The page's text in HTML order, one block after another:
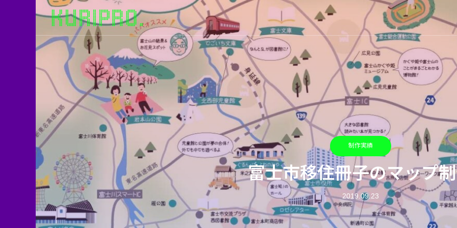
制作実績
富士市移住冊子のマップ
2019.09.23